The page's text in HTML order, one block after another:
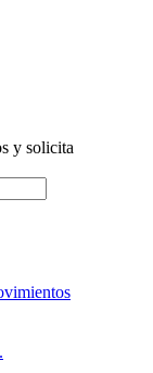
y solicita